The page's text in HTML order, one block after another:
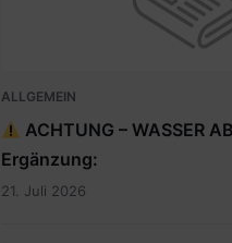
ALLGEMEIN
ACHTUNG – WASSER
Ergänzung:
21. Juli 2026